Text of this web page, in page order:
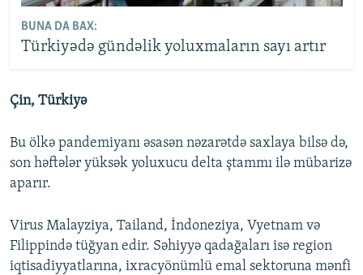
BUNA DA BAX:
Türkiyədə gündəlik yoluxmaların sayı artır
Çin, Türkiyə
Bu ölkə pandemiyanı əsasən nəzarətdə saxlaya bilsə də,
son həftələr yüksək yoluxucu delta ştammı ilə mübarizə
aparır.
Virus Malayziya, Tailand, İndoneziya, Vyetnam və
Filippində tüğyan edir. Səhiyyə qadağaları isə region
iqtisadiyyatlarına, ixracyönümlü emal sektoruna mənfi